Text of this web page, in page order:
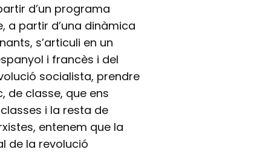
d’un programa
a partir d’una dinàmica
s’articuli en un
i francès i del
socialista, prendre
de classe, que ens
i la resta de
entenem que la
de la revolució